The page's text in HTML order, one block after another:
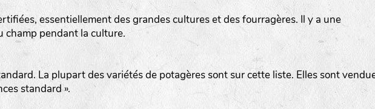
essentiellement des grandes cultures et des fourragères. Il y a une
champ pendant la culture.
La plupart des variétés de potagères sont sur cette liste. Elles sont
standard ».